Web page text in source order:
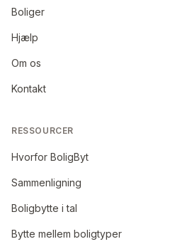
Boliger
Hjælp
Om os
Kontakt
RESSOURCER
Hvorfor BoligByt
Sammenligning
Boligbytte i tal
Bytte mellem boligtyper